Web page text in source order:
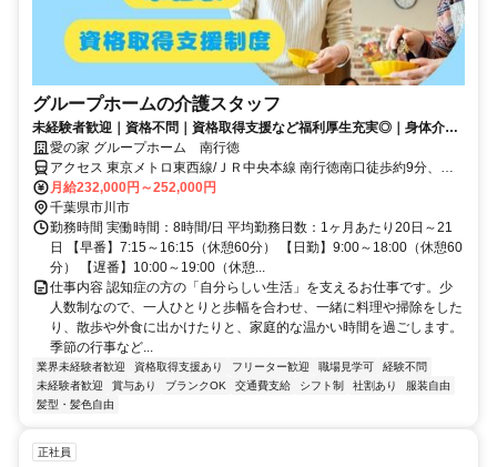
グループホームの介護スタッフ
未経験者歓迎｜資格不問｜資格取得支援など福利厚生充実◎｜身体介助
少なめ（対話が中心）
愛の家 グループホーム 南行徳
アクセス 東京メトロ東西線/ＪＲ中央本線 南行徳南口徒歩約9分、東
京メトロ東西線/ＪＲ中央本線 行徳徒歩約19分、東京メトロ東西線/Ｊ
Ｒ中央本線 浦安（千葉県）東口徒歩約22分 東京メトロ東西線「南行
徳駅」より徒歩10分
月給232,000円～252,000円
千葉県市川市
勤務時間 実働時間：8時間/日 平均勤務日数：1ヶ月あたり20日～21
日 【早番】7:15～16:15（休憩60分） 【日勤】9:00～18:00（休憩60
分） 【遅番】10:00～19:00（休憩...
仕事内容 認知症の方の「自分らしい生活」を支えるお仕事です。少
人数制なので、一人ひとりと歩幅を合わせ、一緒に料理や掃除をした
り、散歩や外食に出かけたりと、家庭的な温かい時間を過ごします。
季節の行事など...
業界未経験者歓迎 資格取得支援あり フリーター歓迎 職場見学可
経験不問
未経験者歓迎
賞与あり ブランクOK 交通費支給 シフト制 社割あり
服装自由
髪型・髪色自由
正社員